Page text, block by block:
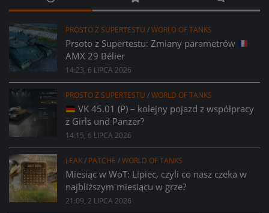
PROSTO Z SUPERTESTU /WORLD OF TANKS
Prsoto z Supertestu: Zmiany parametrów
AMX 29 Bélier
14:23, 6 LIPCA 2026
PROSTO Z SUPERTESTU /WORLD OF TANKS
VK 45.01 (P) – kolejny pojazd z współpracy
z Girls und Panzer?
14:15, 6 LIPCA 2026
LEAK/ PATCHE /WORLD OF TANKS
Miesiąc w WoT: Lipiec, czyli co nasz czeka w
najbliższym miesiącu w grze?
21:09, 2 LIPCA 2026